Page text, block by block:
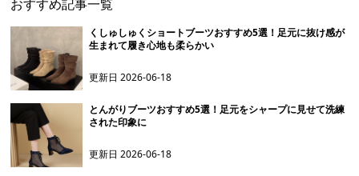
おすすめ記事一覧
くしゅしゅくショートブーツおすすめ5選！足元に抜け感が
生まれて履き心地も柔らかい
更新日2026-06-18
とんがりブーツおすすめ5選！足元をシャープに見せて洗練
された印象に
更新日2026-06-18